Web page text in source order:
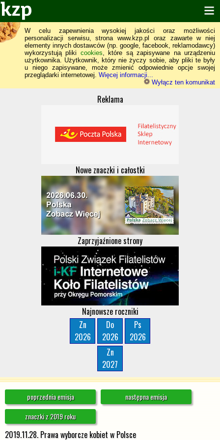
W celu zapewnienia wysokiej jakości oraz możliwości
personalizacji serwisu, strona www.kzp.pl oraz zawarte w niej
elementy innych dostawców (np. google, facebook, reklamodawcy)
wykorzystują pliki cookies, które są zapisywane na urządzeniu
użytkownika. Użytkownik, który nie życzy sobie, aby pliki te były
u niego zapisywane, może zmienić odpowiednie opcje swojej
przeglądarki internetowej. Więcej informacji...
Wyłącz ten komunikat
Reklama
Nowe znaczki i całostki
Zaprzyjaźnione strony
Najnowsze roczniki
Zn
2026
Do
2026
Ps
2026
Zn
2027
poprzednia emisja
następna emisja
znaczki z 2019 roku
2019.11.28. Prawa wyborcze kobiet w Polsce